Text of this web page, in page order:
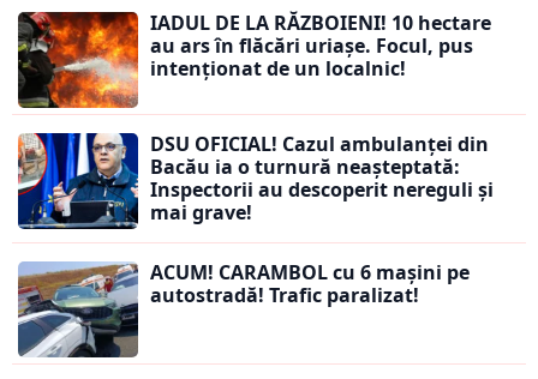
IADUL DE LA RĂZBOIENI! 10 hectare
au ars în flăcări uriașe. Focul, pus
intenționat de un localnic!
DSU OFICIAL! Cazul ambulanței din
Bacău ia o turnură neașteptată:
Inspectorii au descoperit nereguli și
mai grave!
ACUM! CARAMBOL cu 6 mașini pe
autostradă! Trafic paralizat!